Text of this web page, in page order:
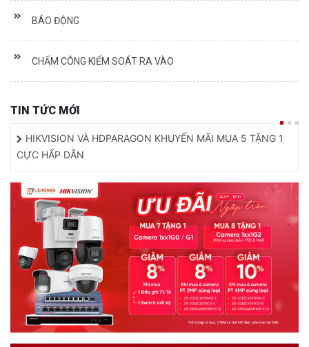
BÁO ĐỘNG
CHẤM CÔNG KIỂM SOÁT RA VÀO
TIN TỨC MỚI
HIKVISION VÀ HDPARAGON KHUYẾN MÃI MUA 5 TẶNG 1
CỰC HẤP DẪN